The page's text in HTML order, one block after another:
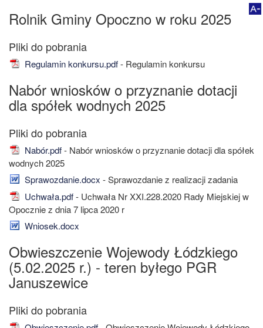
Rolnik Gminy Opoczno w roku 2025
Regulamin konkursu.pdf- Regulamin konkursu
Nabór wniosków o przyznanie dotacji
dla spółek wodnych 2025
Nabór.pdf- Nabór wniosków o przyznanie dotacji dla spółek
wodnych 2025
Sprawozdanie.docx - Sprawozdanie z realizacji zadania
Uchwała.pdf- Uchwała Nr XXI.228.2020 Rady Miejskiej w
Opocznie z dnia 7 lipca 2020 r
Wniosek.docx
Obwieszczenie Wojewody Łódzkiego
(5.02.2025 r.) - teren byłego PGR
Januszewice